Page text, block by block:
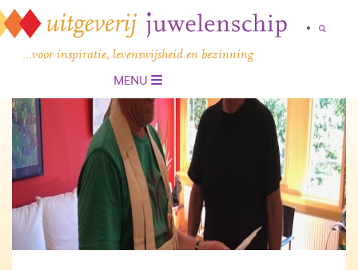
…voor inspiratie, levenswijsheid en bezinning
MENU